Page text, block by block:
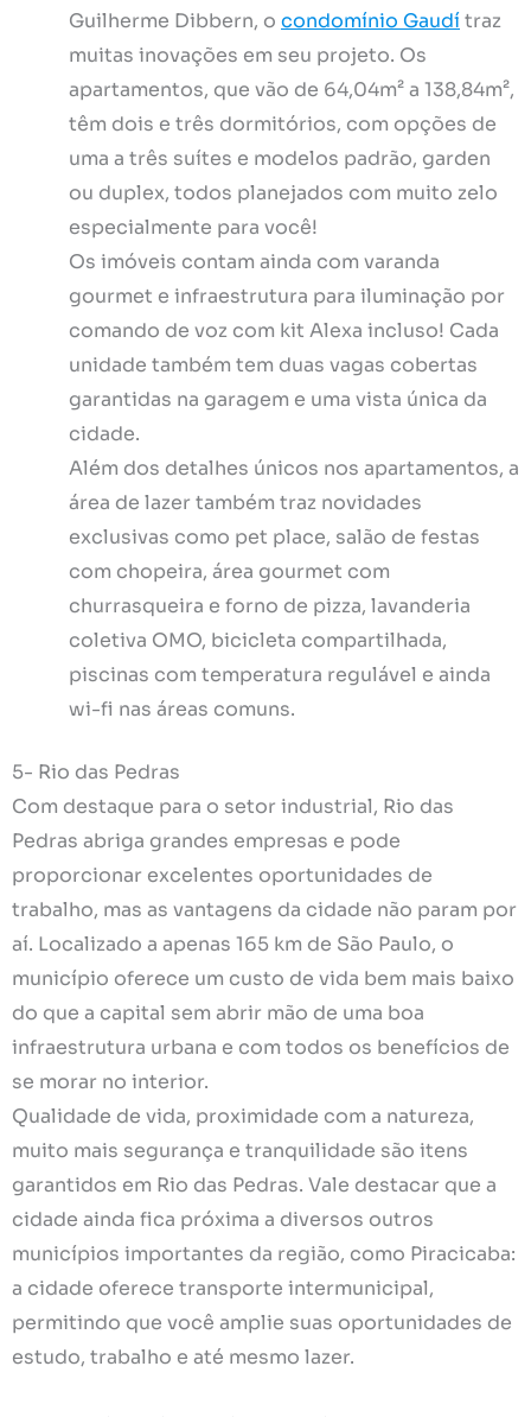
Guilherme Dibbern, o condomínio Gaudítraz
muitas inovações em seu projeto. Os
apartamentos, que vão de 64,04m² a 138,84m²,
têm dois e três dormitórios, com opções de
uma a três suítes e modelos padrão, garden
ou duplex, todos planejados com muito zelo
especialmente para você!
Os imóveis contam ainda com varanda
gourmet e infraestrutura para iluminação por
comando de voz com kit Alexa incluso! Cada
unidade também tem duas vagas cobertas
garantidas na garagem e uma vista única da
cidade.
Além dos detalhes únicos nos apartamentos, a
área de lazer também traz novidades
exclusivas como pet place, salão de festas
com chopeira, área gourmet com
churrasqueira e forno de pizza, lavanderia
coletiva OMO, bicicleta compartilhada,
piscinas com temperatura regulável e ainda
wi-fi nas áreas comuns.
5- Rio das Pedras
Com destaque para o setor industrial, Rio das
Pedras abriga grandes empresas e pode
proporcionar excelentes oportunidades de
trabalho, mas as vantagens da cidade não param por
aí. Localizado a apenas 165 km de São Paulo, o
município oferece um custo de vida bem mais baixo
do que a capital sem abrir mão de uma boa
infraestrutura urbana e com todos os benefícios de
se morar no interior.
Qualidade de vida, proximidade com a natureza,
muito mais segurança e tranquilidade são itens
garantidos em Rio das Pedras. Vale destacar que a
cidade ainda fica próxima a diversos outros
municípios importantes da região, como Piracicaba:
a cidade oferece transporte intermunicipal,
permitindo que você amplie suas oportunidades de
estudo, trabalho e até mesmo lazer.